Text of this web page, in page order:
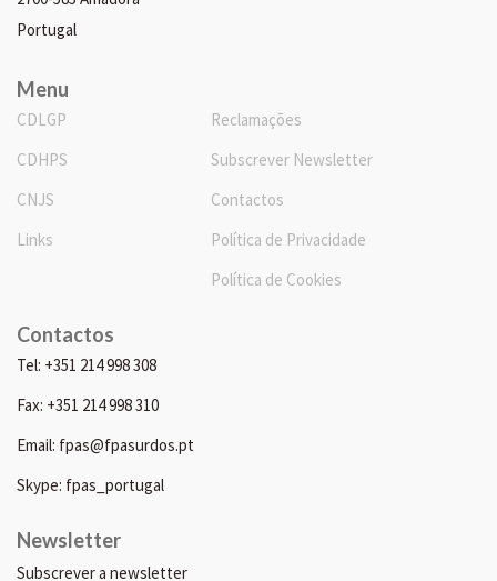
Portugal
Menu
CDLGP
CDHPS
CNJS
Links
Reclamações
Subscrever Newsletter
Contactos
Política de Privacidade
Política de Cookies
Contactos
Tel: +351 214 998 308
Fax: +351 214 998 310
Email: fpas@fpasurdos.pt
Skype: fpas_portugal
Newsletter
Subscrever a newsletter